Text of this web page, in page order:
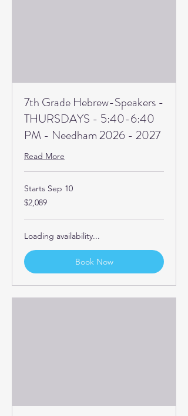
7th Grade Hebrew-Speakers -
THURSDAYS - 5:40-6:40
PM - Needham 2026 - 2027
Read More
Starts Sep 10
2,089
US
$2,089
Loading availability...
Book Now